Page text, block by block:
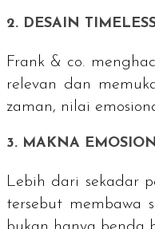
2. DESAIN
Frank & co.
relevan dan
zaman, nilai
3. MAKNA
Lebih dari sekadar
tersebut membawa